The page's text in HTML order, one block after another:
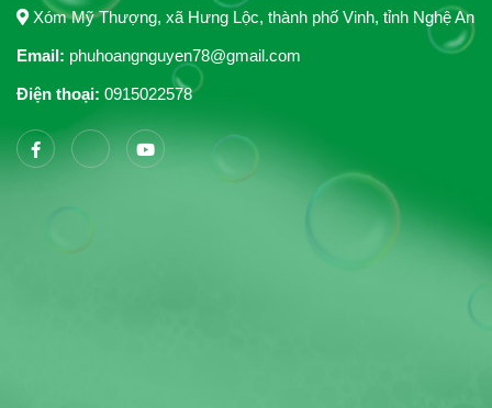
Xóm Mỹ Thượng, xã Hưng Lộc, thành phố Vinh, tỉnh Nghệ An
Email: phuhoangnguyen78@gmail.com
Điện thoại: 0915022578